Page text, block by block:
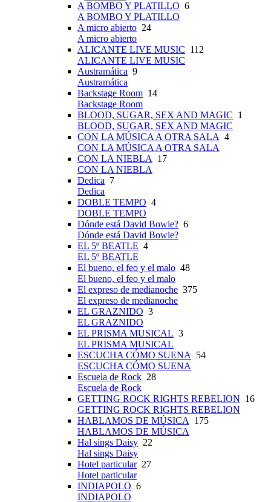
A BOMBO Y PLATILLO 6
A BOMBO Y PLATILLO
A micro abierto 24
A micro abierto
ALICANTE LIVE MUSIC 112
ALICANTE LIVE MUSIC
Austramática 9
Austramática
Backstage Room 14
Backstage Room
BLOOD, SUGAR, SEX AND MAGIC 1
BLOOD, SUGAR, SEX AND MAGIC
CON LA MÚSICA A OTRA SALA 4
CON LA MÚSICA A OTRA SALA
CON LA NIEBLA
17
CON LA NIEBLA
Dedica 7
Dedica
DOBLE TEMPO 4
DOBLE TEMPO
Dónde está David Bowie? 6
Dónde está David Bowie?
EL 5º BEATLE 4
EL 5º BEATLE
El bueno, el feo y el malo 48
El bueno, el feo y el malo
El expreso de medianoche 375
El expreso de medianoche
EL GRAZNIDO 3
EL GRAZNIDO
EL PRISMA MUSICAL 3
EL PRISMA MUSICAL
ESCUCHA CÓMO SUENA
54
ESCUCHA CÓMO SUENA
Escuela de Rock 28
Escuela de Rock
GETTING ROCK RIGHTS REBELION 16
GETTING ROCK RIGHTS REBELION
HABLAMOS DE MÚSICA
175
HABLAMOS DE MÚSICA
Hal sings Daisy 22
Hal sings Daisy
Hotel particular27
Hotel particular
INDIAPOLO 6
INDIAPOLO